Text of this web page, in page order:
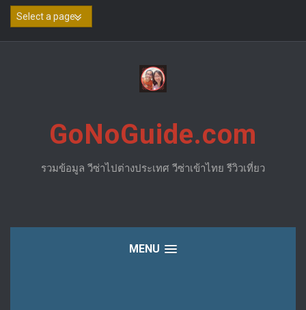
Skip
GoNoGuide.com
รวมข้อมูล วีซ่าไปต่างประเทศ วีซ่าเข้าไทย รีวิวเที่ยว
MENU